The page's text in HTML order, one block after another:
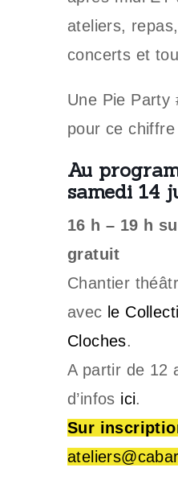
ateliers,
concerts et
Une Pie Party
pour ce chiffre
Au
samedi 14
16 h – 19 h
gratuit
Chantier
avec le
Cloches.
A partir de 12
d’infos ici.
Sur